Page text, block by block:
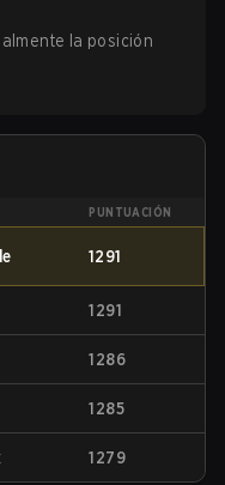
la posición
PUNTUACIÓN
1291
1291
1286
1285
1279